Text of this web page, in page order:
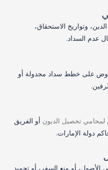
وتواريخ الاستحقاق،
عدم السداد.
على خطط سداد مجدولة أو
لمحامي تحصيل الديون أو الفريق
دولة الإمارات.